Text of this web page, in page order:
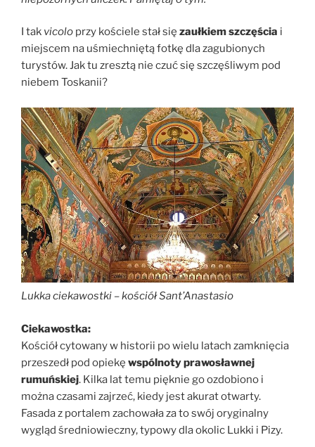
I tak vicolo przy kościele stał się zaułkiem szczęścia i
miejscem na uśmiechniętą fotkę dla zagubionych
turystów. Jak tu zresztą nie czuć się szczęśliwym pod
niebem Toskanii?
Lukka ciekawostki – kościół Sant’Anastasio
Ciekawostka:
Kościół cytowany w historii po wielu latach zamknięcia
przeszedł pod opiekę wspólnoty prawosławnej
rumuńskiej. Kilka lat temu pięknie go ozdobiono i
można czasami zajrzeć, kiedy jest akurat otwarty.
Fasada z portalem zachowała za to swój oryginalny
wygląd średniowieczny, typowy dla okolic Lukki i Pizy.